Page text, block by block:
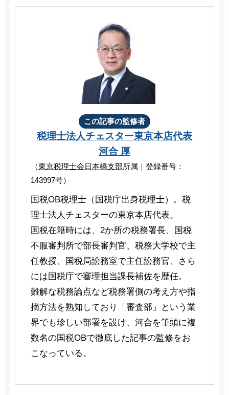
この記事の監修者
税理士法人チェスター東京本店代表
河合 厚
（東京税理士会日本橋支部所属｜登録番号：
143997号）
国税OB税理士（国税庁出身税理士）。税
理士法人チェスターの東京本店代表。
国税在籍時には、2か所の税務署長、国税
不服審判所で部長審判官、税務大学校で主
任教授、国税局訟務室で主任訟務官、さら
には国税庁で審理担当課長補佐を歴任。
難解な税務論点など税務署側の考え方や指
摘方法を熟知しており「審査部」という業
界でも珍しい部署を設け、河合を筆頭に複
数名の国税OBで徹底した記事の監修をお
こなっている。